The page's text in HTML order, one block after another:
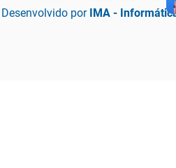
Desenvolvido por IMA -